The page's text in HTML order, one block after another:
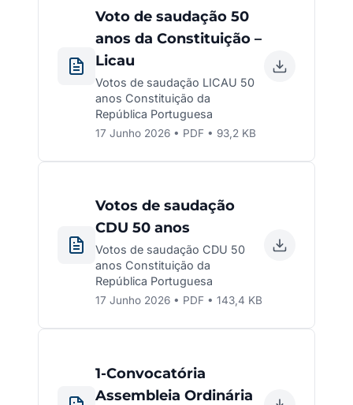
Voto de saudação 50
anos da Constituição –
Licau
Votos de saudação LICAU 50
anos Constituição da
República Portuguesa
17 Junho 2026 • PDF • 93,2 KB
Votos de saudação
CDU 50 anos
Votos de saudação CDU 50
anos Constituição da
República Portuguesa
17 Junho 2026 • PDF • 143,4 KB
1-Convocatória
Assembleia Ordinária